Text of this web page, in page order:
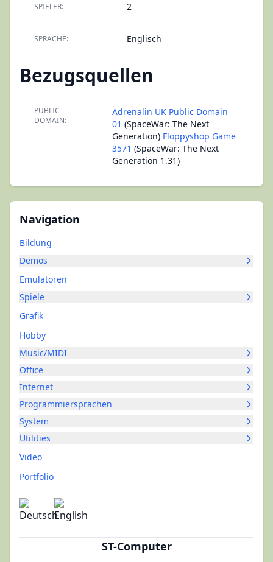
Navigation
Bildung
Demos
Emulatoren
Spiele
Grafik
Hobby
Music/MIDI
Office
Internet
Programmiersprachen
System
Utilities
Video
Portfolio
ST-Computer
SPIELER: 2
SPRACHE: Englisch
Bezugsquellen
PUBLIC
DOMAIN:
Adrenalin UK Public Domain
01 (SpaceWar: The Next
Generation) Floppyshop Game
3571 (SpaceWar: The Next
Generation 1.31)